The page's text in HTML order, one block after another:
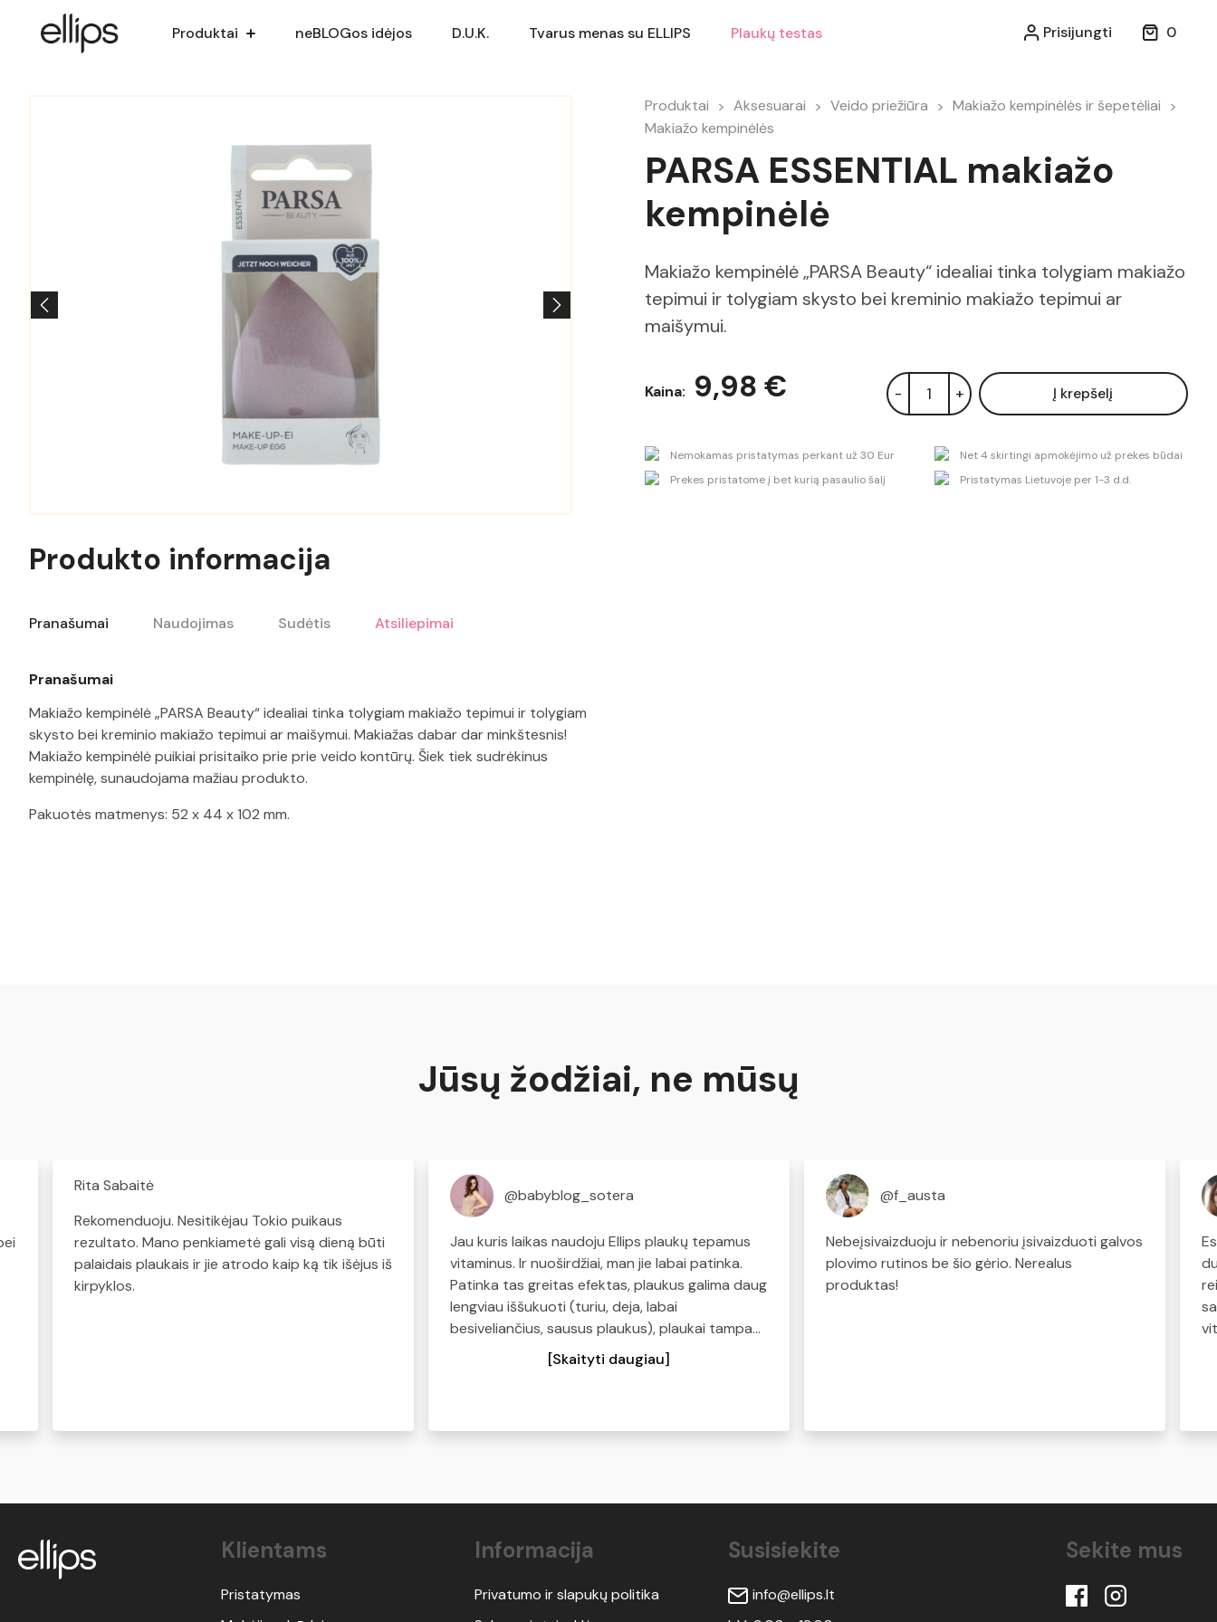
Produktai neBLOGos idėjos D.U.K. Tvarus menas su ELLIPS Plaukų testas Prisijungti 0
Produktai Aksesuarai Veido priežiūra
Makiažo kempinėlės ir šepetėliai
Makiažo kempinėlės
PARSA ESSENTIAL makiažo
kempinėlė
Makiažo kempinėlė „PARSA Beauty“ idealiai tinka tolygiam makiažo
tepimui ir tolygiam skysto bei kreminio makiažo tepimui ar
maišymui.
Kaina: 9,98 € - + Į krepšelį
Nemokamas pristatymas perkant už 30 Eur
Net 4 skirtingi apmokėjimo už prekes būdai
Prekes pristatome į bet kurią pasaulio šalį
Pristatymas Lietuvoje per 1-3 d.d.
Produkto informacija
Pranašumai Naudojimas Sudėtis Atsiliepimai
Pranašumai
Makiažo kempinėlė „PARSA Beauty“ idealiai tinka tolygiam makiažo tepimui ir tolygiam
skysto bei kreminio makiažo tepimui ar maišymui. Makiažas dabar dar minkštesnis!
Makiažo kempinėlė puikiai prisitaiko prie prie veido kontūrų. Šiek tiek sudrėkinus
kempinėlę, sunaudojama mažiau produkto.
Pakuotės matmenys: 52 x 44 x 102 mm.
Jūsų žodžiai, ne mūsų
Rita Sabaitė
Rekomenduoju. Nesitikėjau Tokio puikaus
rezultato. Mano penkiametė gali visą dieną būti
palaidais plaukais ir jie atrodo kaip ką tik išėjus iš
kirpyklos.
@babyblog_sotera
Jau kuris laikas naudoju Ellips plaukų tepamus
vitaminus. Ir nuoširdžiai, man jie labai patinka.
Patinka tas greitas efektas, plaukus galima daug
lengviau iššukuoti (turiu, deja, labai
besiveliančius, sausus plaukus), plaukai tampa
švelnūs ir minkšti. Kas turite panašių problemų -
pabandykite, tikiu, kad norėsis kasdien naudoti:)
[Skaityti daugiau]
@f_austa
Nebeįsivaizduoju ir nebenoriu įsivaizduoti galvos
plovimo rutinos be šio gėrio. Nerealus
produktas!
Klientams
Pristatymas
Informacija
Privatumo ir slapukų politika
Susisiekite
info@ellips.lt
Sekite mus